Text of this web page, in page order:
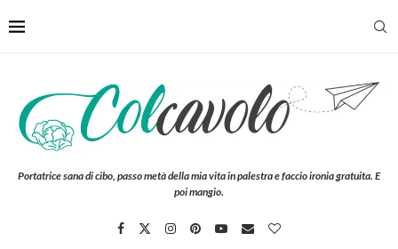
Portatrice sana di cibo, passo metà della mia vita in palestra e faccio ironia gratuita. E
poi mangio.